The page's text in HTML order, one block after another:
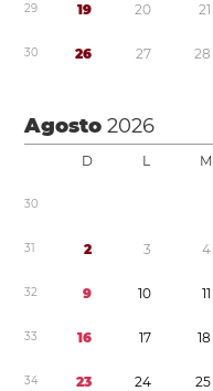
29 19 20 21
30 26 27 28
Agosto2026
D L M
30
31 2 3 4
32 9 10 11
33 16 17 18
34 23 24 25